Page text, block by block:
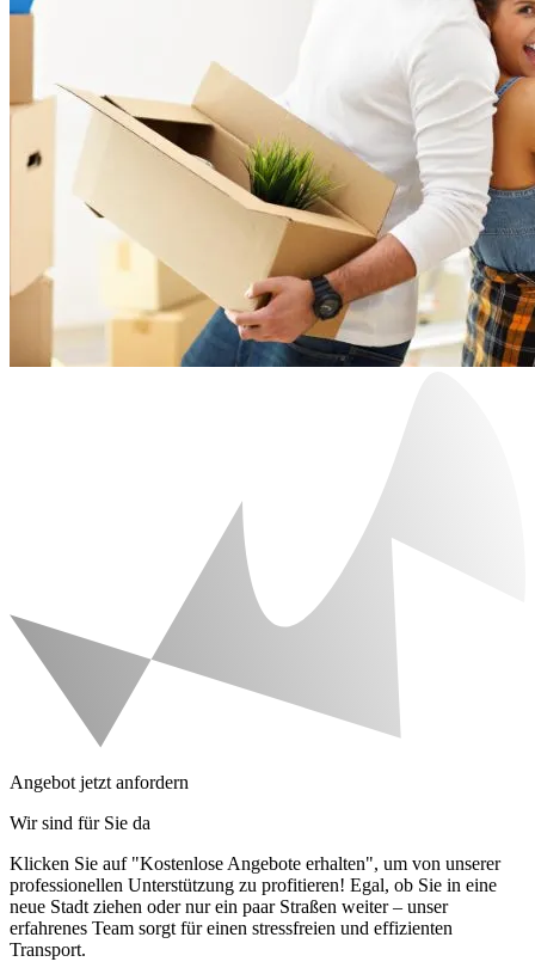
Angebot jetzt anfordern
Wir sind für Sie da
Klicken Sie auf "Kostenlose Angebote erhalten", um von unserer
professionellen Unterstützung zu profitieren! Egal, ob Sie in eine
neue Stadt ziehen oder nur ein paar Straßen weiter – unser
erfahrenes Team sorgt für einen stressfreien und effizienten
Transport.